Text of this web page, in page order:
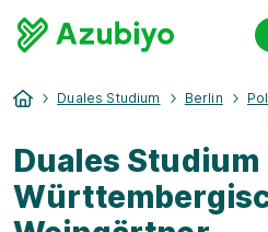
Duales Studium Berlin
Duales Studium